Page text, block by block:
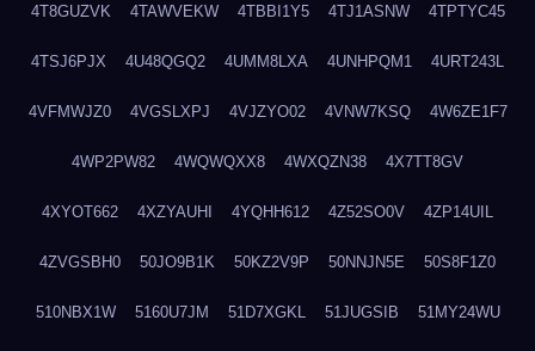
4T8GUZVK 4TAWVEKW 4TBBI1Y5 4TJ1ASNW 4TPTYC45
4TSJ6PJX 4U48QGQ2 4UMM8LXA 4UNHPQM1 4URT243L
4VFMWJZ0 4VGSLXPJ 4VJZYO02 4VNW7KSQ 4W6ZE1F7
4WP2PW82 4WQWQXX8 4WXQZN38 4X7TT8GV
4XYOT662 4XZYAUHI 4YQHH612 4Z52SO0V 4ZP14UIL
4ZVGSBH0 50JO9B1K 50KZ2V9P 50NNJN5E 50S8F1Z0
510NBX1W 5160U7JM 51D7XGKL 51JUGSIB 51MY24WU